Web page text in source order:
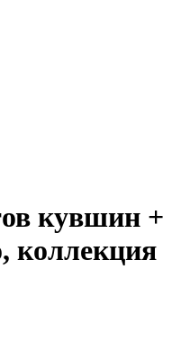
кувшин +
коллекция